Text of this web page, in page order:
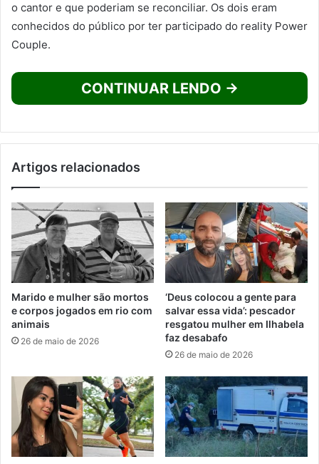
o cantor e que poderiam se reconciliar. Os dois eram
conhecidos do público por ter participado do reality Power
Couple.
CONTINUAR LENDO →
Artigos relacionados
Marido e mulher são mortos
e corpos jogados em rio com
animais
26 de maio de 2026
‘Deus colocou a gente para
salvar essa vida’: pescador
resgatou mulher em Ilhabela
faz desabafo
26 de maio de 2026